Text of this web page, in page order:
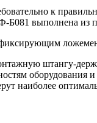
к
выполнена из
фиксирующим
штангу-
оборудования
наиболее